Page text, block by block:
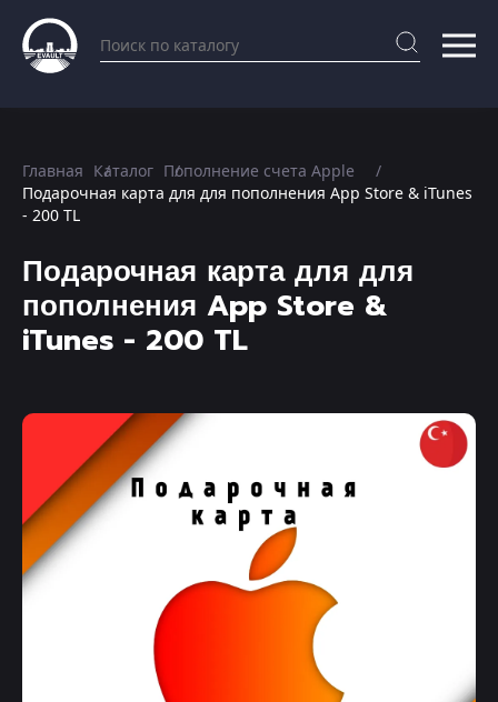
Главная Каталог Пополнение счета Apple
Подарочная карта для для пополнения App Store & iTunes
- 200 TL
Подарочная карта для для
пополнения App Store &
iTunes - 200 TL